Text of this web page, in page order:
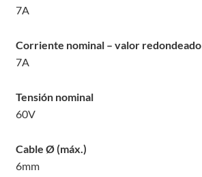
7A
Corriente nominal – valor redondeado
7A
Tensión nominal
60V
Cable Ø (máx.)
6mm